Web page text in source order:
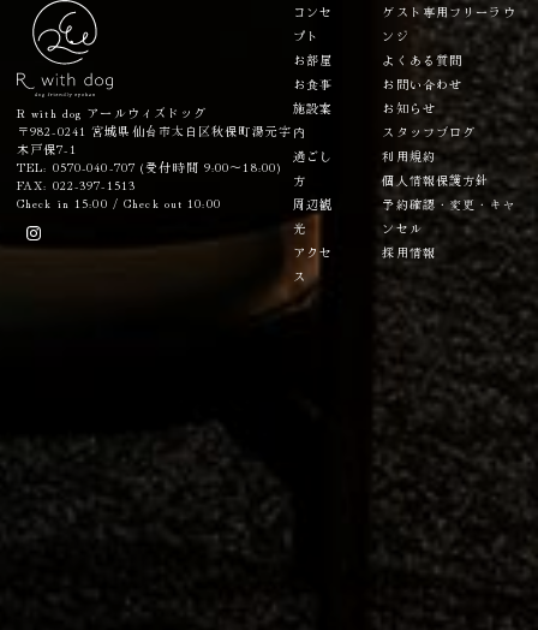
R with dog アールウィズドッグ
〒982-0241 宮城県仙台市太白区秋保町湯元字
木戸保7-1
TEL: 0570-040-707 (受付時間 9:00～18:00)
FAX: 022-397-1513
Check in 15:00 / Check out 10:00
コンセ
プト
お部屋
お食事
施設案
内
過ごし
方
周辺観
光
アクセ
ス
ゲスト専用フリーラウ
ンジ
よくある質問
お問い合わせ
お知らせ
スタッフブログ
利用規約
個人情報保護方針
予約確認・変更・キャ
ンセル
採用情報